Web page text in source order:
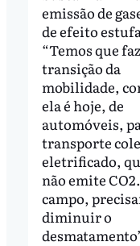
emissão de
de efeito
“Temos que
transição da
mobilidade,
ela é hoje, de
automóveis,
transporte
eletrificado,
não emite
campo,
diminuir o